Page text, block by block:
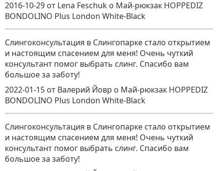
2016-10-29 от Lena Feschuk о Май-рюкзак HOPPEDIZ
BONDOLINO Plus London White-Black
Слингоконсультация в Слингопарке стало открытием
и настоящим спасением для меня! Очень чуткий
консультант помог выбрать слинг. Спасибо вам
большое за заботу!
2022-01-15 от Валерий Йовр о Май-рюкзак HOPPEDIZ
BONDOLINO Plus London White-Black
Слингоконсультация в Слингопарке стало открытием
и настоящим спасением для меня! Очень чуткий
консультант помог выбрать слинг. Спасибо вам
большое за заботу!